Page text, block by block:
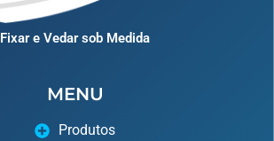
Fixar e Vedar sob Medida
MENU
Produtos